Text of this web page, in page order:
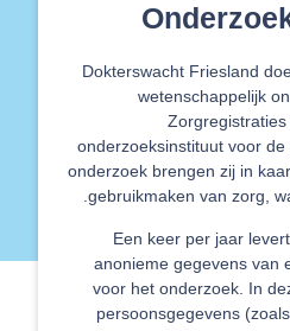
Dokterswacht Friesland
wetenschappelijk
onderzoeksinstituut voor
onderzoek brengen zij in
gebruikmaken van zorg,
Een keer per jaar
anonieme gegevens van
voor het onderzoek. In
persoonsgegevens